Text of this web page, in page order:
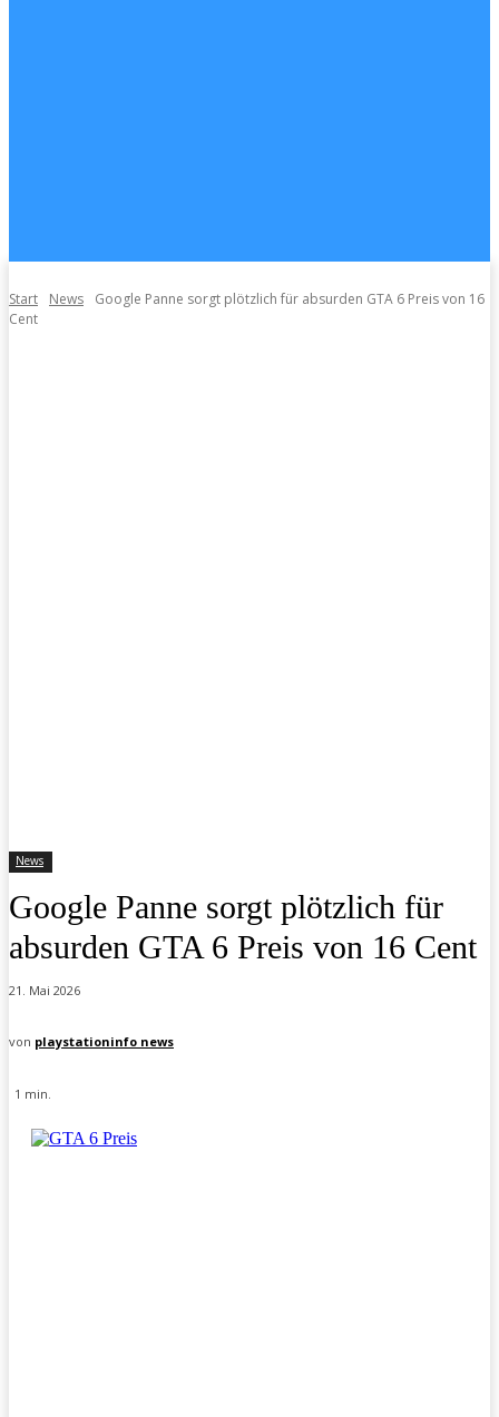
Start News
Google Panne sorgt plötzlich für absurden GTA 6 Preis von 16
Cent
News
Google Panne sorgt plötzlich für
absurden GTA 6 Preis von 16 Cent
21. Mai 2026
von playstationinfo news
1 min.